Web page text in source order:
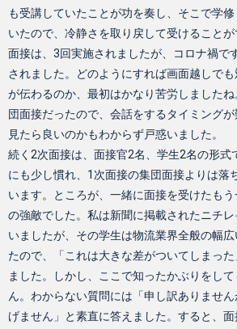
も受講していたことが功を奏し、そこで学
いたので、冷静さを取り戻して受けることが
面接は、3回実施されましたが、コロナ禍で
されました。どのようにすれば画面越しで
が伝わるのか、最初はかなり苦労しました
団面接だったので、会話をするタイミング
見たら良いのかもわからず戸惑いました。
続く2次面接は、面接官2名、学生2名の形
にも少し慣れ、1次面接の集団面接よりは落
います。ところが、一緒に面接を受けたも
の強敵でした。私は新聞に掲載されたニチ
いましたが、その学生は物流業界全般の幅
たので、「これは大きな差がついてしまっ
ました。しかし、ここで知ったかぶりをし
ん。わからない質問には「申し訳ありませ
げません」と素直に答えました。すると、